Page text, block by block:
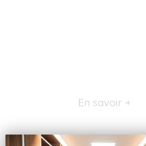
En savoir +